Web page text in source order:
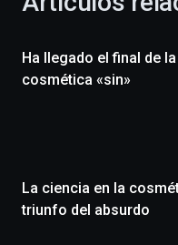
celebración
novena
edición
un
festival
Ha llegado el final de la
cosmética «sin»
La ciencia en la
triunfo del absurdo